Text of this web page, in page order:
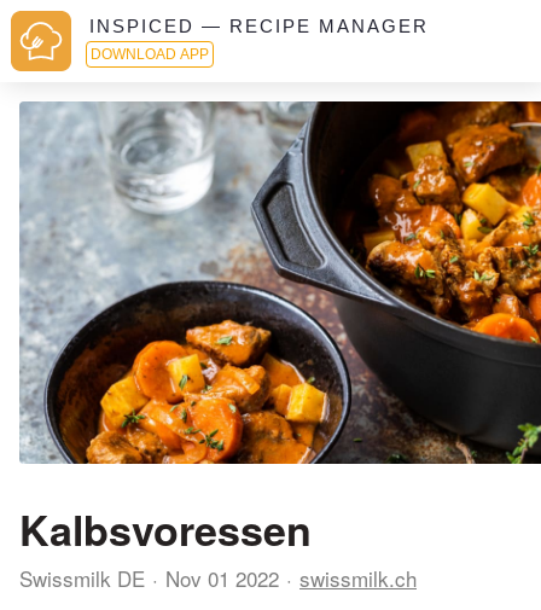
INSPICED — RECIPE MANAGER
DOWNLOAD APP
Kalbsvoressen
Swissmilk DE Nov 01 2022 swissmilk.ch